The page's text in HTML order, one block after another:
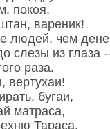
покоя.
вареник!
людей, чем
слезы из глаза
раза.
вертухаи!
бугаи,
матраса,
Тараса.